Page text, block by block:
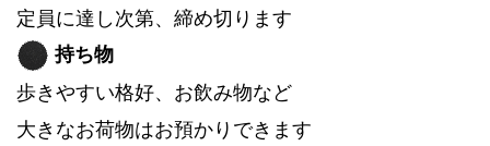
定員に達し次第、締め切ります
持ち物
歩きやすい格好、お飲み物など
大きなお荷物はお預かりできます